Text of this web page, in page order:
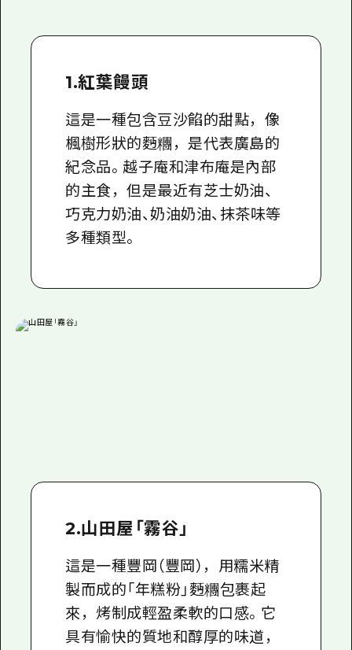
廣島視頻
常見問題
照片下載
災難發生期間的交通資訊
廣島縣觀光宣傳冊
1.紅葉饅頭
這是一種包含豆沙餡的甜點，像
楓樹形狀的麪糰，是代表廣島的
紀念品。越子庵和津布庵是內部
的主食，但是最近有芝士奶油、
巧克力奶油、奶油奶油、抹茶味等
多種類型。
2.山田屋「霧谷」
這是一種豐岡（豐岡），用糯米精
製而成的「年糕粉」麪糰包裹起
來，烤制成輕盈柔軟的口感。它
具有愉快的質地和醇厚的味道，